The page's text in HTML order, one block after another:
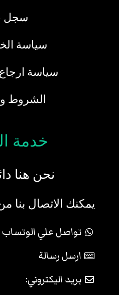
سجل
سياسة
سياسة
الشروط
خدمة
نحن هنا
يمكنك الاتصال بنا
تواصل علي الوتساب
ارسل رسالة
بريد اليكتروني: